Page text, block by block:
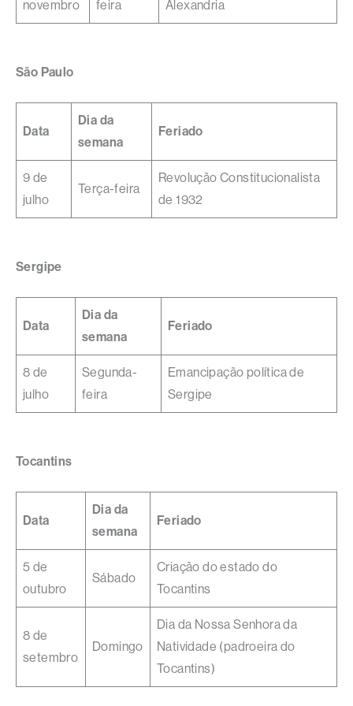
novembro feira Alexandria
São Paulo
Data
Dia da
semana
Feriado
9 de
julho
Terça-feira
Revolução Constitucionalista
de 1932
Sergipe
Data
Dia da
semana
Feriado
8 de
julho
Segunda-
feira
Emancipação política de
Sergipe
Tocantins
Data
Dia da
semana
Feriado
5 de
outubro
Sábado
Criação do estado do
Tocantins
8 de
setembro
Domingo
Dia da Nossa Senhora da
Natividade (padroeira do
Tocantins)